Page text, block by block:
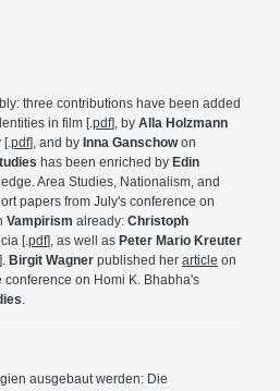
three contributions have been added
in film [.pdf], by Alla Holzmann
[.pdf], and by Inna Ganschowon
has been enriched by Edin
Area Studies, Nationalism, and
papers from July's conference on
Vampirism already: Christoph
[.pdf], as well as Peter Mario Kreuter
]. Birgit Wagner published her article on
on Homi K. Bhabha's
.
ausgebaut werden: Die